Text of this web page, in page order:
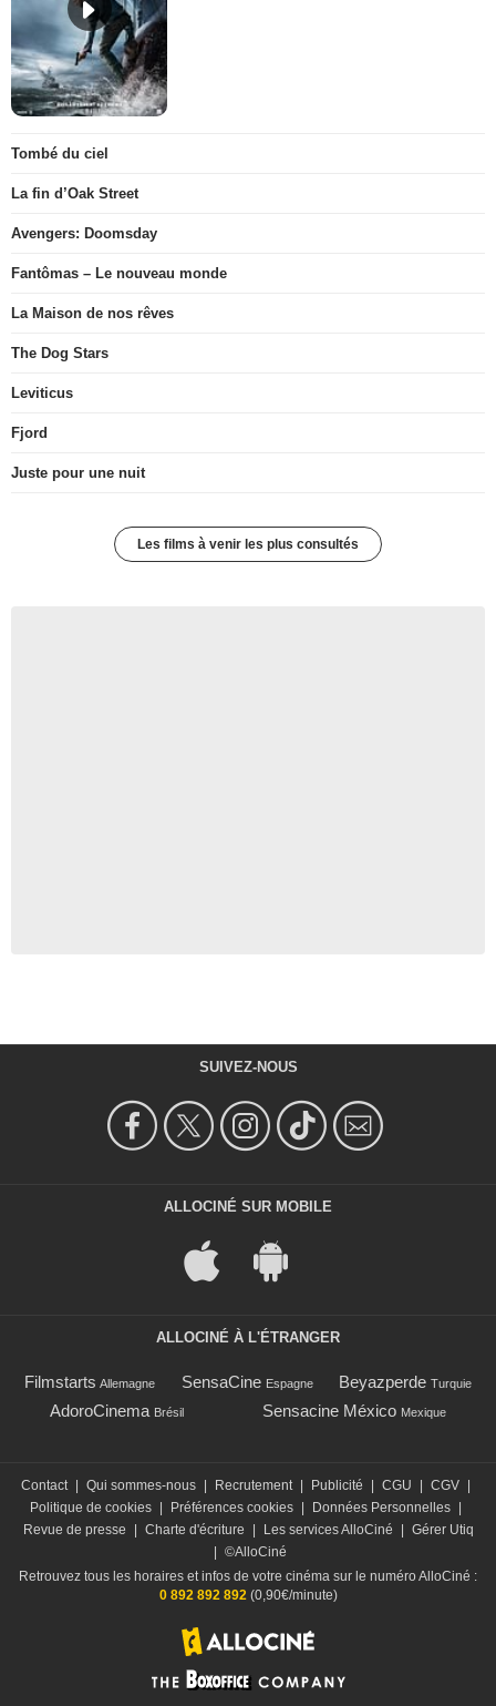
Tombé du ciel
La fin d’Oak Street
Avengers: Doomsday
Fantômas – Le nouveau monde
La Maison de nos rêves
The Dog Stars
Leviticus
Fjord
Juste pour une nuit
Les films à venir les plus consultés
SUIVEZ-NOUS
ALLOCINÉ SUR MOBILE
ALLOCINÉ À L'ÉTRANGER
Filmstarts Allemagne SensaCine Espagne Beyazperde Turquie
AdoroCinema Brésil Sensacine México Mexique
Contact | Qui sommes-nous | Recrutement | Publicité | CGU | CGV |
Politique de cookies | Préférences cookies | Données Personnelles |
Revue de presse
| Charte d'écriture | Les services AlloCiné | Gérer Utiq
| ©AlloCiné
Retrouvez tous les horaires et infos de votre cinéma sur le numéro AlloCiné :
0 892 892 892 (0,90€/minute)